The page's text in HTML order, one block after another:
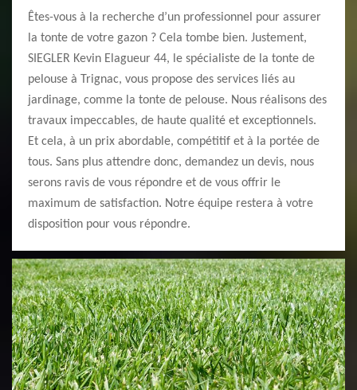
Êtes-vous à la recherche d’un professionnel pour assurer
la tonte de votre gazon ? Cela tombe bien. Justement,
SIEGLER Kevin Elagueur 44, le spécialiste de la tonte de
pelouse à Trignac, vous propose des services liés au
jardinage, comme la tonte de pelouse. Nous réalisons des
travaux impeccables, de haute qualité et exceptionnels.
Et cela, à un prix abordable, compétitif et à la portée de
tous. Sans plus attendre donc, demandez un devis, nous
serons ravis de vous répondre et de vous offrir le
maximum de satisfaction. Notre équipe restera à votre
disposition pour vous répondre.